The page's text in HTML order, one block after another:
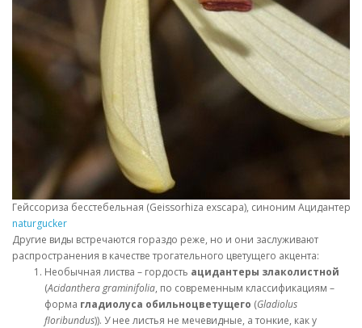
Гейссориза бесстебельная (Geissorhiza exscapa), синоним
naturgucker
Другие виды встречаются гораздо реже, но и они заслуживают
распространения в качестве трогательного цветущего акцента:
Необычная листва – гордость ацидантеры злаколистной
(Acidanthera graminifolia, по современным классификациям –
форма гладиолуса обильноцветущего (Gladiolus
floribundus)). У нее листья не мечевидные, а тонкие, как у